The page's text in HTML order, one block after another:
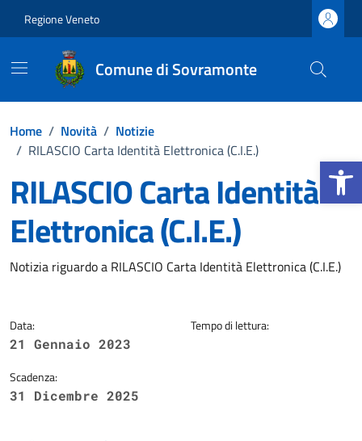
Apri la
Regione Veneto
Comune di Sovramonte
Home / Novità / Notizie
/ RILASCIO Carta Identità Elettronica (C.I.E.)
RILASCIO Carta Identità
Elettronica (C.I.E.)
Dettagli della notizia
Notizia riguardo a RILASCIO Carta Identità Elettronica (C.I.E.)
Data:
21 Gennaio 2023
Scadenza:
31 Dicembre 2025
Tempo di lettura: